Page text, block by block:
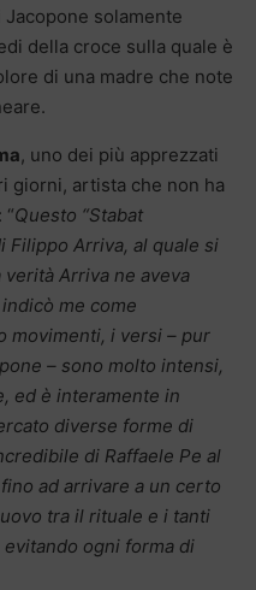
Jacopone solamente
della croce sulla quale è
di una madre che note
, uno dei più apprezzati
giorni, artista che non ha
Questo “Stabat
Filippo Arriva, al quale si
Arriva ne aveva
me come
movimenti, i versi – pur
– sono molto intensi,
ed è interamente in
diverse forme di
di Raffaele Pe al
ad arrivare a un certo
tra il rituale e i tanti
ogni forma di